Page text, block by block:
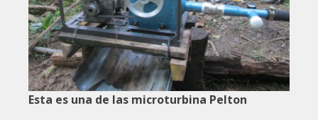
Esta es una de las microturbina Pelton